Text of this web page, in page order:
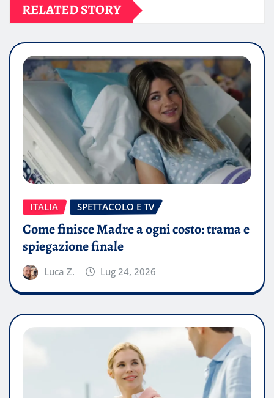
RELATED STORY
ITALIA SPETTACOLO E TV
Come finisce Madre a ogni costo: trama e
spiegazione finale
Luca Z. Lug 24, 2026